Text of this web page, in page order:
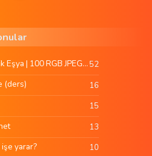
Giyim | Alışveriş | Hediyelik Eşya | 100 RGB JPEG Images | 5920x4420 Pixels | 501 MB52
(ders) 16
15
13
yarar? 10